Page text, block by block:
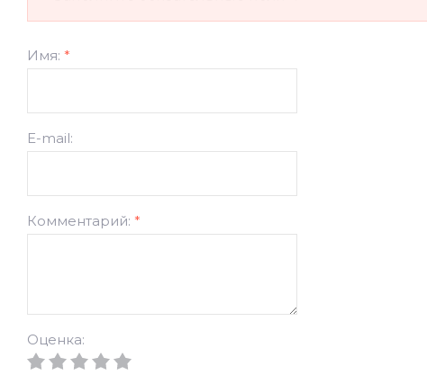
Имя: *
E-mail:
Комментарий: *
Оценка: